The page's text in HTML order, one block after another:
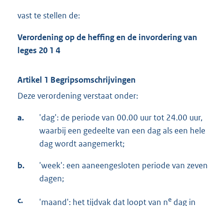
vast te stellen de:
Verordening op de heffing en de invordering van
leges 20 1 4
Artikel 1 Begripsomschrijvingen
Deze verordening verstaat onder:
a.
'dag': de periode van 00.00 uur tot 24.00 uur,
waarbij een gedeelte van een dag als een hele
dag wordt aangemerkt;
b.
'week': een aaneengesloten periode van zeven
dagen;
c. 'maand': het tijdvak dat loopt van ne dag in